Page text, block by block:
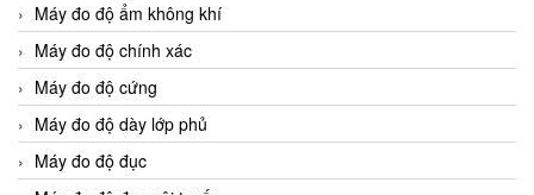
Máy đo độ ẩm không khí
Máy đo độ chính xác
Máy đo độ cứng
Máy đo độ dày lớp phủ
Máy đo độ đục